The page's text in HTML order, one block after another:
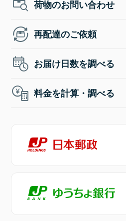
荷物のお問い合わせ
再配達のご依頼
お届け日数を調べる
料金を計算・調べる